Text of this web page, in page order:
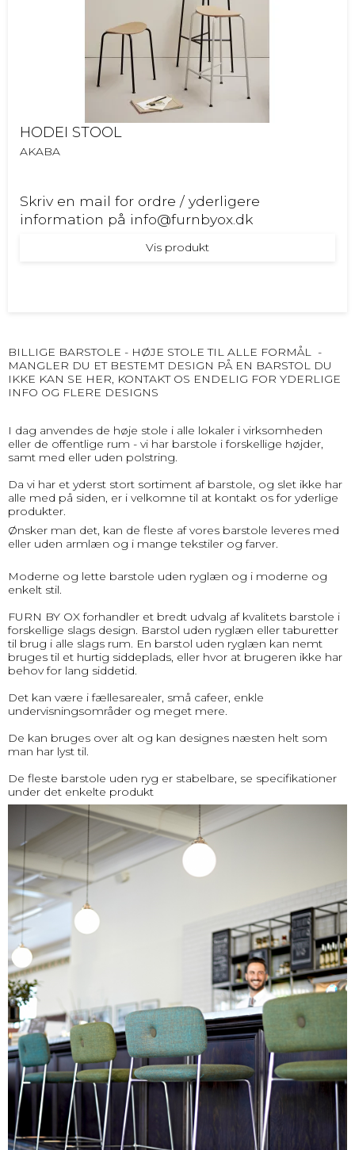
HODEI STOOL
AKABA
Skriv en mail for ordre / yderligere
information på info@furnbyox.dk
Vis produkt
BILLIGE BARSTOLE - HØJE STOLE TIL ALLE FORMÅL -
MANGLER DU ET BESTEMT DESIGN PÅ EN BARSTOL DU
IKKE KAN SE HER, KONTAKT OS ENDELIG FOR YDERLIGE
INFO OG FLERE DESIGNS
I dag anvendes de høje stole i alle lokaler i virksomheden
eller de offentlige rum - vi har barstole i forskellige højder,
samt med eller uden polstring.
Da vi har et yderst stort sortiment af barstole, og slet ikke har
alle med på siden, er i velkomne til at kontakt os for yderlige
produkter.
Ønsker man det, kan de fleste af vores barstole leveres med
eller uden armlæn og i mange tekstiler og farver.
Moderne og lette barstole uden ryglæn og i moderne og
enkelt stil.
FURN BY OX forhandler et bredt udvalg af kvalitets barstole i
forskellige slags design. Barstol uden ryglæn eller taburetter
til brug i alle slags rum. En barstol uden ryglæn kan nemt
bruges til et hurtig siddeplads, eller hvor at brugeren ikke har
behov for lang siddetid.
Det kan være i fællesarealer, små cafeer, enkle
undervisningsområder og meget mere.
De kan bruges over alt og kan designes næsten helt som
man har lyst til.
De fleste barstole uden ryg er stabelbare, se specifikationer
under det enkelte produkt